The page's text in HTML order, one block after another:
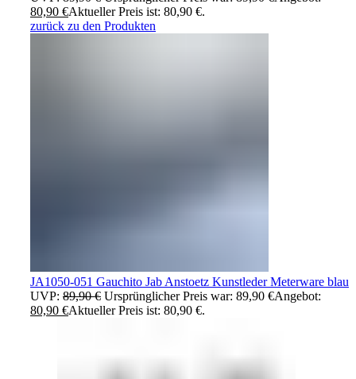
80,90 €Aktueller Preis ist: 80,90 €.
zurück zu den Produkten
JA1050-051 Gauchito Jab Anstoetz Kunstleder Meterware blau
UVP: 89,90€ Ursprünglicher Preis war: 89,90 €Angebot:
80,90 €Aktueller Preis ist: 80,90 €.